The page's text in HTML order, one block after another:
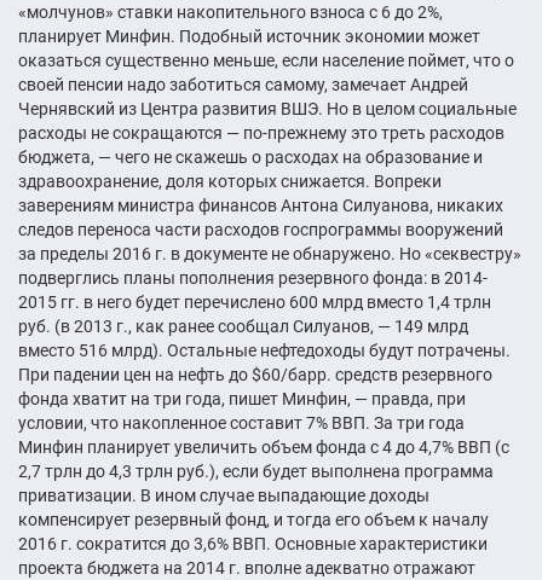
«молчунов» ставки накопительного взноса с 6 до 2%,
планирует Минфин. Подобный источник экономии может
оказаться существенно меньше, если население поймет, что о
своей пенсии надо заботиться самому, замечает Андрей
Чернявский из Центра развития ВШЭ. Но в целом социальные
расходы не сокращаются — по-прежнему это треть расходов
бюджета, — чего не скажешь о расходах на образование и
здравоохранение, доля которых снижается. Вопреки
заверениям министра финансов Антона Силуанова, никаких
следов переноса части расходов госпрограммы вооружений
за пределы 2016 г. в документе не обнаружено. Но «секвестру»
подверглись планы пополнения резервного фонда: в 2014-
2015 гг. в него будет перечислено 600 млрд вместо 1,4 трлн
руб. (в 2013 г., как ранее сообщал Силуанов, — 149 млрд
вместо 516 млрд). Остальные нефтедоходы будут потрачены.
При падении цен на нефть до $60/барр. средств резервного
фонда хватит на три года, пишет Минфин, — правда, при
условии, что накопленное составит 7% ВВП. За три года
Минфин планирует увеличить объем фонда с 4 до 4,7% ВВП (с
2,7 трлн до 4,3 трлн руб.), если будет выполнена программа
приватизации. В ином случае выпадающие доходы
компенсирует резервный фонд, и тогда его объем к началу
2016 г. сократится до 3,6% ВВП. Основные характеристики
проекта бюджета на 2014 г. вполне адекватно отражают